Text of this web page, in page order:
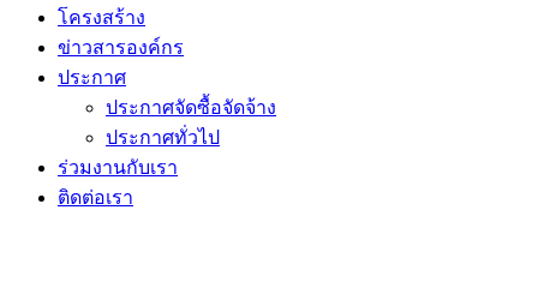
โครงสร้าง
ข่าวสารองค์กร
ประกาศ
ประกาศจัดซื้อจัดจ้าง
ประกาศทั่วไป
ร่วมงานกับเรา
ติดต่อเรา